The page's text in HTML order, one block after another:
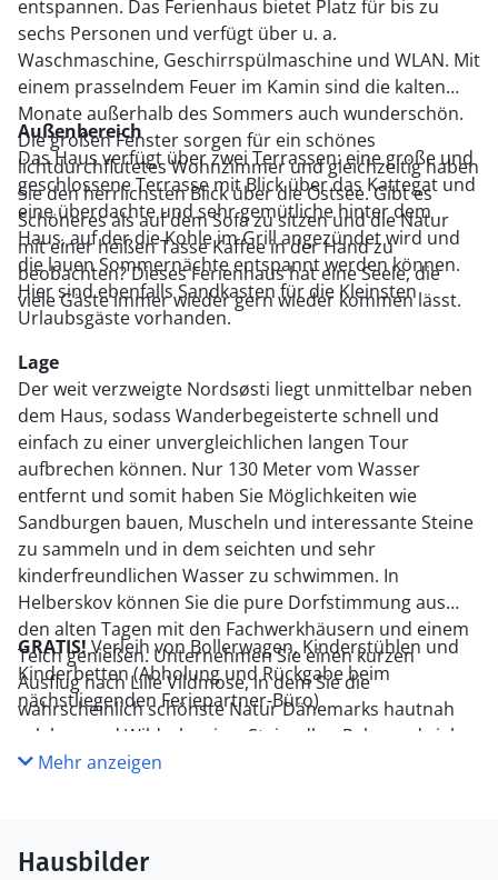
entspannen. Das Ferienhaus bietet Platz für bis zu
sechs Personen und verfügt über u. a.
Waschmaschine, Geschirrspülmaschine und WLAN. Mit
einem prasselndem Feuer im Kamin sind die kalten
Monate außerhalb des Sommers auch wunderschön.
Die großen Fenster sorgen für ein schönes
lichtdurchflutetes Wohnzimmer und gleichzeitig haben
Sie den herrlichsten Blick über die Ostsee. Gibt es
Schöneres als auf dem Sofa zu sitzen und die Natur
mit einer heißen Tasse Kaffee in der Hand zu
beobachten? Dieses Ferienhaus hat eine Seele, die
viele Gäste immer wieder gern wieder kommen lässt.
Außenbereich
Das Haus verfügt über zwei Terrassen: eine große und
geschlossene Terrasse mit Blick über das Kattegat und
eine überdachte und sehr gemütliche hinter dem
Haus, auf der die Kohle im Grill angezündet wird und
die lauen Sommernächte entspannt werden können.
Hier sind ebenfalls Sandkasten für die Kleinsten
Urlaubsgäste vorhanden.
Lage
Der weit verzweigte Nordsøsti liegt unmittelbar neben
dem Haus, sodass Wanderbegeisterte schnell und
einfach zu einer unvergleichlichen langen Tour
aufbrechen können. Nur 130 Meter vom Wasser
entfernt und somit haben Sie Möglichkeiten wie
Sandburgen bauen, Muscheln und interessante Steine
zu sammeln und in dem seichten und sehr
kinderfreundlichen Wasser zu schwimmen. In
Helberskov können Sie die pure Dorfstimmung aus
den alten Tagen mit den Fachwerkhäusern und einem
Teich genießen. Unternehmen Sie einen kurzen
Ausflug nach Lille Vildmose, in dem Sie die
wahrscheinlich schönste Natur Dänemarks hautnah
erleben und Wildschweine, Steinadler, Rehe und viele
andere interessante Tiere aus nächster Nähe
GRATIS!Verleih von Bollerwagen, Kinderstühlen und
Kinderbetten (Abholung und Rückgabe beim
nächstliegenden Feriepartner-Büro)
Mehr anzeigen
Hausbilder